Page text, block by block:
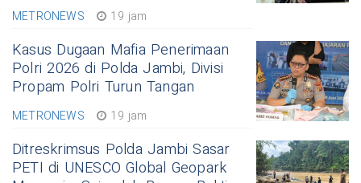
METRONEWS 19 jam
Kasus Dugaan Mafia Penerimaan
Polri 2026 di Polda Jambi, Divisi
Propam Polri Turun Tangan
METRONEWS 19 jam
Ditreskrimsus Polda Jambi Sasar
PETI di UNESCO Global Geopark